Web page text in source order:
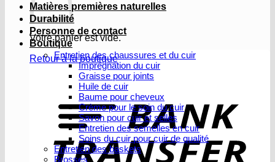
Votre panier est vide.
Retour à la boutique
Matières premières naturelles
Durabilité
Personne de contact
Boutique
Entretien des chaussures et du cuir
Imprégnation du cuir
Graisse pour joints
Huile de cuir
Baume pour cheveux
Crème pour le soin du cuir
Savon pour cuir et selles
Entretien des semelles en cuir
Soins du cuir pour cuir de qualité
Entretien des baskets
Brosses